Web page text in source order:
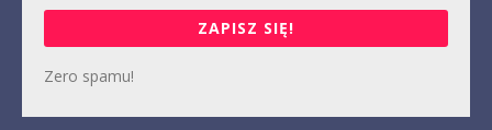
ZAPISZ SIĘ!
Zero spamu!